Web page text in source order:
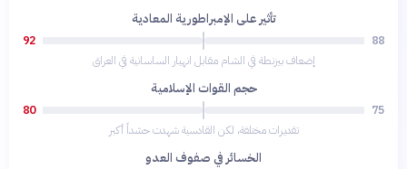
تأثير على الإمبراطورية المعادية
88
92
إضعاف بيزنطة في الشام مقابل انهيار الساسانية في العراق
حجم القوات الإسلامية
75
80
تقديرات مختلفة، لكن القادسية شهدت حشداً أكبر
الخسائر في صفوف العدو